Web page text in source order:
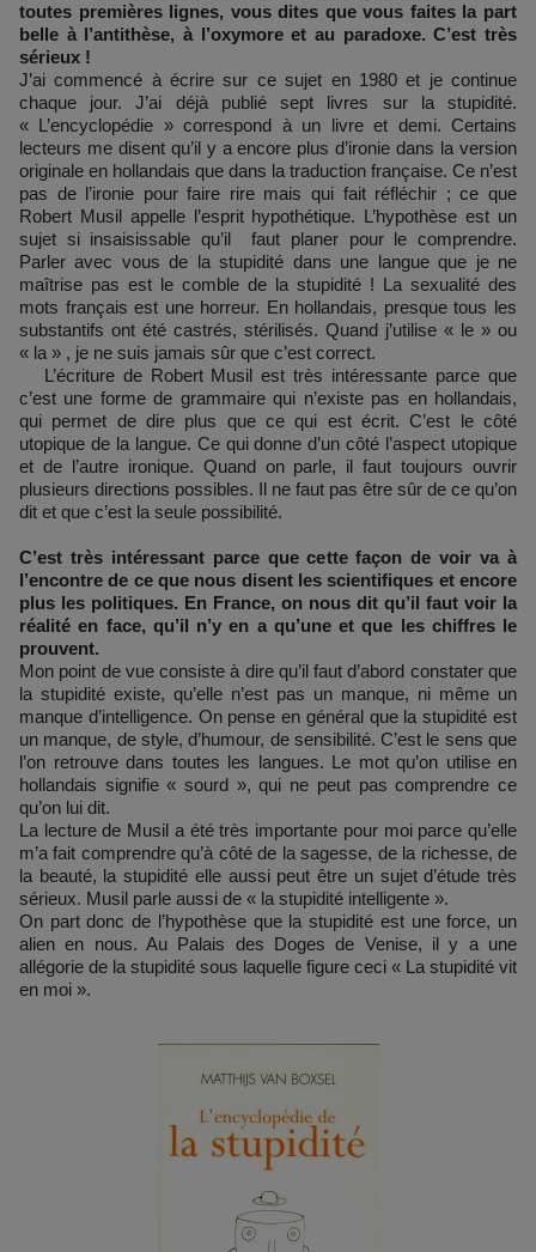
toutes premières lignes, vous dites que vous faites la part
belle à l’antithèse, à l’oxymore et au paradoxe. C’est très
sérieux !
J’ai commencé à écrire sur ce sujet en 1980 et je continue
chaque jour. J’ai déjà publié sept livres sur la stupidité.
« L’encyclopédie » correspond à un livre et demi. Certains
lecteurs me disent qu’il y a encore plus d’ironie dans la version
originale en hollandais que dans la traduction française. Ce n’est
pas de l’ironie pour faire rire mais qui fait réfléchir ; ce que
Robert Musil appelle l’esprit hypothétique. L’hypothèse est un
sujet si insaisissable qu’il faut planer pour le comprendre.
Parler avec vous de la stupidité dans une langue que je ne
maîtrise pas est le comble de la stupidité ! La sexualité des
mots français est une horreur. En hollandais, presque tous les
substantifs ont été castrés, stérilisés. Quand j’utilise « le » ou
« la » , je ne suis jamais sûr que c’est correct.
L’écriture de Robert Musil est très intéressante parce que
c’est une forme de grammaire qui n’existe pas en hollandais,
qui permet de dire plus que ce qui est écrit. C’est le côté
utopique de la langue. Ce qui donne d’un côté l’aspect utopique
et de l’autre ironique. Quand on parle, il faut toujours ouvrir
plusieurs directions possibles. Il ne faut pas être sûr de ce qu’on
dit et que c’est la seule possibilité.
C’est très intéressant parce que cette façon de voir va à
l’encontre de ce que nous disent les scientifiques et encore
plus les politiques. En France, on nous dit qu’il faut voir la
réalité en face, qu’il n’y en a qu’une et que les chiffres le
prouvent.
Mon point de vue consiste à dire qu’il faut d’abord constater que
la stupidité existe, qu’elle n’est pas un manque, ni même un
manque d’intelligence. On pense en général que la stupidité est
un manque, de style, d’humour, de sensibilité. C’est le sens que
l’on retrouve dans toutes les langues. Le mot qu’on utilise en
hollandais signifie « sourd », qui ne peut pas comprendre ce
qu’on lui dit.
La lecture de Musil a été très importante pour moi parce qu’elle
m’a fait comprendre qu’à côté de la sagesse, de la richesse, de
la beauté, la stupidité elle aussi peut être un sujet d’étude très
sérieux. Musil parle aussi de « la stupidité intelligente ».
On part donc de l’hypothèse que la stupidité est une force, un
alien en nous. Au Palais des Doges de Venise, il y a une
allégorie de la stupidité sous laquelle figure ceci « La stupidité vit
en moi ».